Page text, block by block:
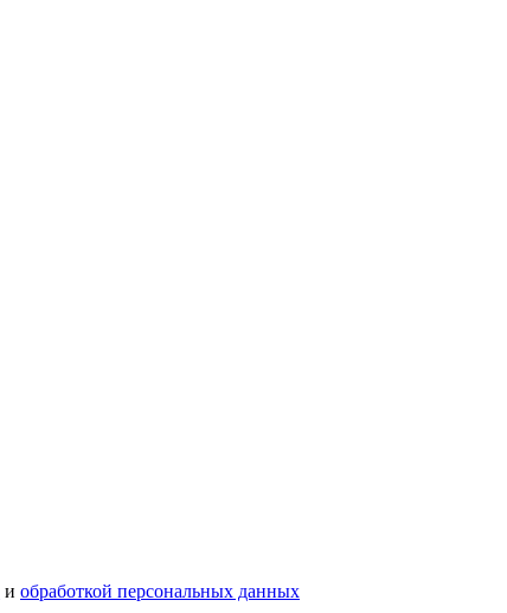
и обработкой персональных данных